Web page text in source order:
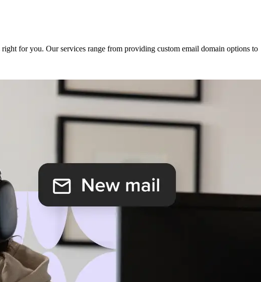
right for you. Our services range from providing custom email domain options to